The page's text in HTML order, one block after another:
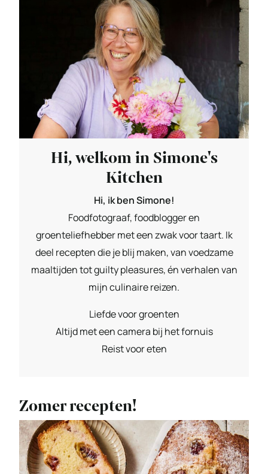
Hi, welkom in Simone's
Kitchen
Hi, ik ben Simone!
Foodfotograaf, foodblogger en
groenteliefhebber met een zwak voor taart. Ik
deel recepten die je blij maken, van voedzame
maaltijden tot guilty pleasures, én verhalen van
mijn culinaire reizen.
Liefde voor groenten
Altijd met een camera bij het fornuis
Reist voor eten
Zomer recepten!